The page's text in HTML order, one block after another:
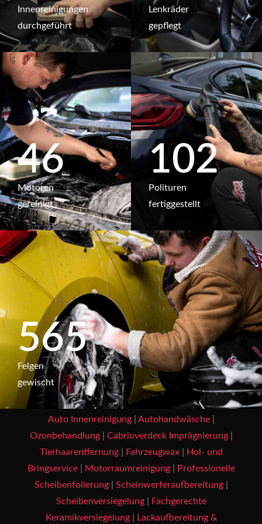
Innen­reinig­ungen
durch­geführt
Lenk­räder
gepflegt
46
Moto­ren
gerei­nigt
102
Poli­turen
fertig­gestellt
569
Fel­gen
gewischt
Auto Innenreinigung| Autohandwäsche|
Ozonbehandlung| Cabrioverdeck Imprägnierung|
Tierhaarentfernung| Fahrzeugwax|
Hol- und
Bringservice| Motorraumreinigung|
Professionelle
Scheibenfolierung| Scheinwerferaufbereitung|
Scheibenversiegelung|
Fachgerechte
Keramikversiegelung| Lackaufbereitung &